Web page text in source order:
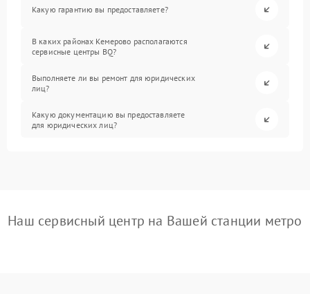
Какую гарантию вы предоставляете?
В каких районах Кемерово располагаются
сервисные центры BQ?
Выполняете ли вы ремонт для юридических
лиц?
Какую документацию вы предоставляете
для юридических лиц?
Наш сервисный центр на Вашей станции метро